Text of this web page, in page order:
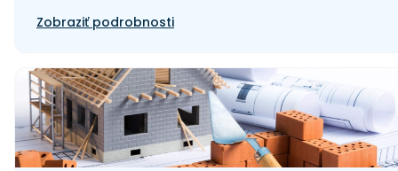
Zobraziť podrobnosti